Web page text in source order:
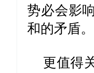
势必会影
和的矛盾
更值得